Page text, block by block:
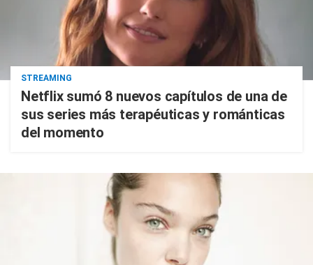
STREAMING
Netflix sumó 8 nuevos capítulos de una de
sus series más terapéuticas y románticas
del momento